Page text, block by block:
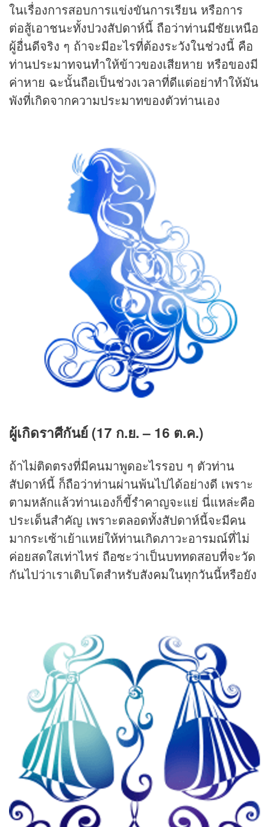
ในเรื่องการสอบการแข่งขันการเรียน หรือการ
ต่อสู้เอาชนะทั้งปวงสัปดาห์นี้ ถือว่าท่านมีชัยเหนือ
ผู้อื่นดีจริง ๆ ถ้าจะมีอะไรที่ต้องระวังในช่วงนี้ คือ
ท่านประมาทจนทำให้ข้าวของเสียหาย หรือของมี
ค่าหาย ฉะนั้นถือเป็นช่วงเวลาที่ดีแต่อย่าทำให้มัน
พังที่เกิดจากความประมาทของตัวท่านเอง
ผู้เกิดราศีกันย์ (17 ก.ย. – 16 ต.ค.)
ถ้าไม่ติดตรงที่มีคนมาพูดอะไรรอบ ๆ ตัวท่าน
สัปดาห์นี้ ก็ถือว่าท่านผ่านพ้นไปได้อย่างดี เพราะ
ตามหลักแล้วท่านเองก็ขี้รำคาญจะแย่ นี่แหล่ะคือ
ประเด็นสำคัญ เพราะตลอดทั้งสัปดาห์นี้จะมีคน
มากระเซ้าเย้าแหย่ให้ท่านเกิดภาวะอารมณ์ที่ไม่
ค่อยสดใสเท่าไหร่ ถือซะว่าเป็นบททดสอบที่จะวัด
กันไปว่าเราเติบโตสำหรับสังคมในทุกวันนี้หรือยัง